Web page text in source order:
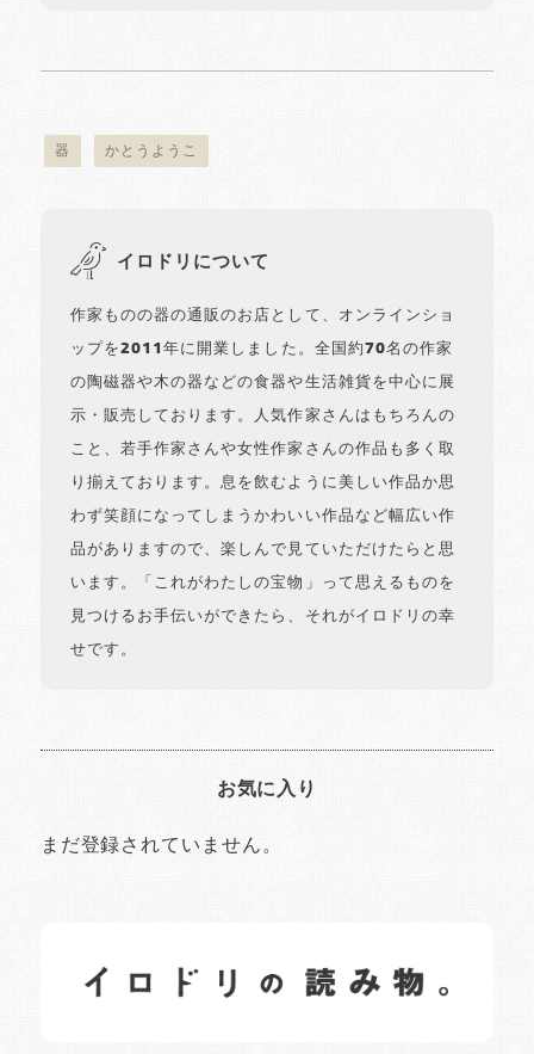
器 かとうようこ
イロドリについて
作家ものの器の通販のお店として、オンラインショ
ップを2011年に開業しました。全国約70名の作家
の陶磁器や木の器などの食器や生活雑貨を中心に展
示・販売しております。人気作家さんはもちろんの
こと、若手作家さんや女性作家さんの作品も多く取
り揃えております。息を飲むように美しい作品か思
わず笑顔になってしまうかわいい作品など幅広い作
品がありますので、楽しんで見ていただけたらと思
います。「これがわたしの宝物」って思えるものを
見つけるお手伝いができたら、それがイロドリの幸
せです。
お気に入り
まだ登録されていません。
日常の様子など随時更新中です。